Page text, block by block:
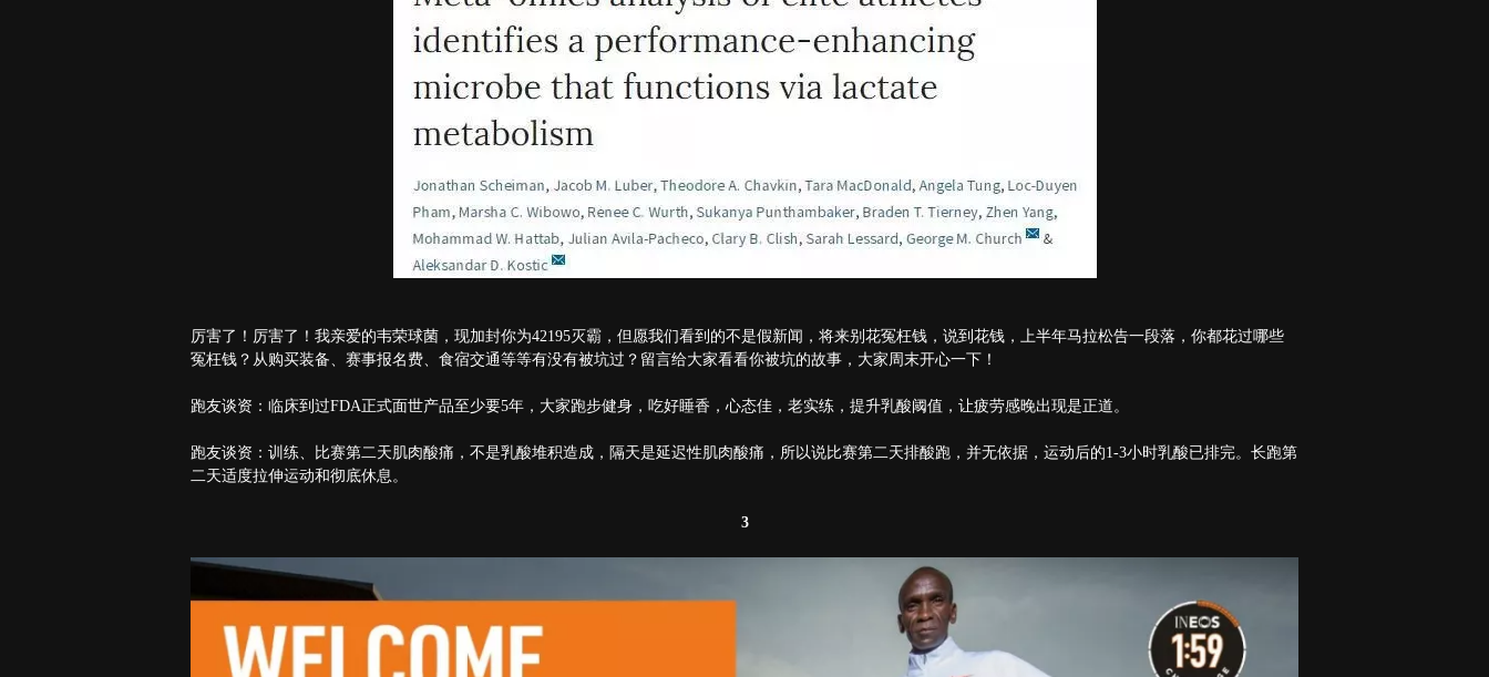
厉害了！厉害了！我亲爱的韦荣球菌，现加封你为42195灭霸，但愿我们看到的不是假新闻，将来别花冤枉钱，说到花钱，上半年马拉松告一段落，你都花过哪些
冤枉钱？从购买装备、赛事报名费、食宿交通等等有没有被坑过？留言给大家看看你被坑的故事，大家周末开心一下！
跑友谈资：临床到过FDA正式面世产品至少要5年，大家跑步健身，吃好睡香，心态佳，老实练，提升乳酸阈值，让疲劳感晚出现是正道。
跑友谈资：训练、比赛第二天肌肉酸痛，不是乳酸堆积造成，隔天是延迟性肌肉酸痛，所以说比赛第二天排酸跑，并无依据，运动后的1-3小时乳酸已排完。长跑第
二天适度拉伸运动和彻底休息。
3